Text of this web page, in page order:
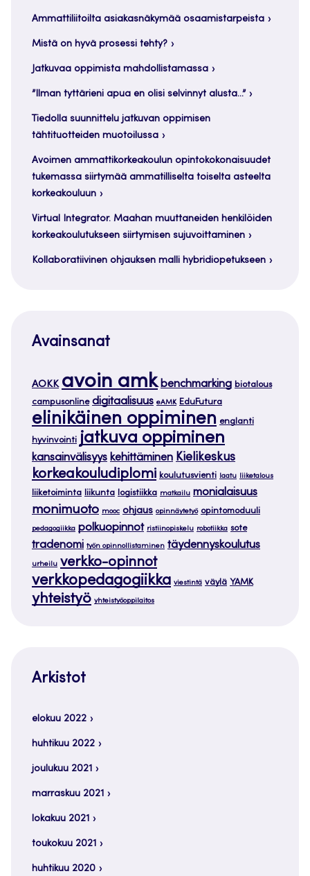
Ammattiliitoilta asiakasnäkymää osaamistarpeista
Mistä on hyvä prosessi tehty?
Jatkuvaa oppimista mahdollistamassa
”Ilman tyttärieni apua en olisi selvinnyt alusta…”
Tiedolla suunnittelu jatkuvan oppimisen
tähtituotteiden muotoilussa
Avoimen ammattikorkeakoulun opintokokonaisuudet
tukemassa siirtymää ammatilliselta toiselta asteelta
korkeakouluun
Virtual Integrator. Maahan muuttaneiden henkilöiden
korkeakoulutukseen siirtymisen sujuvoittaminen
Kollaboratiivinen ohjauksen malli hybridiopetukseen
Avainsanat
AOKK avoin amk benchmarking biotalous
campusonline digitaalisuus eAMK EduFutura
elinikäinen oppiminen englanti
hyvinvointi jatkuva oppiminen
kansainvälisyys kehittäminen Kielikeskus
korkeakouludiplomi koulutusvienti laatu liiketalous
liiketoiminta liikunta logistiikka matkailu monialaisuus
monimuoto mooc ohjaus opinnäytetyö opintomoduuli
pedagogiikka polkuopinnot ristiinopiskelu robotiikka sote
tradenomi työn opinnollistaminen täydennyskoulutus
urheilu verkko-opinnot
verkkopedagogiikka viestintä väylä YAMK
yhteistyö yhteistyöoppilaitos
Arkistot
elokuu 2022
huhtikuu 2022
joulukuu 2021
marraskuu 2021
lokakuu 2021
toukokuu 2021
huhtikuu 2020